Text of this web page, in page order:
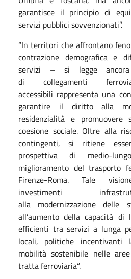
garantisce il principio di
servizi pubblici sovvenzionati”.
“In territori che affrontano
contrazione demografica e
servizi – si legge
di collegamenti
accessibili rappresenta una
garantire il diritto alla
residenzialità e promuovere
coesione sociale. Oltre alla
contingenti, si ritiene
prospettiva di medio-
miglioramento del trasporto
Firenze-Roma. Tale
investimenti
alla modernizzazione delle
all’aumento della capacità di
efficienti tra servizi a lunga
locali, politiche incentivanti
mobilità sostenibile nelle
tratta ferroviaria“.